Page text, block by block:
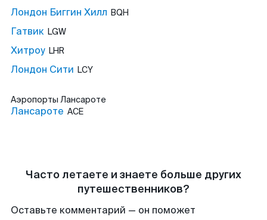
Лондон Биггин Хилл BQH
Гатвик LGW
Хитроу LHR
Лондон Сити LCY
Аэропорты Лансароте
Лансароте ACE
Часто летаете и знаете больше других
путешественников?
Оставьте комментарий — он поможет